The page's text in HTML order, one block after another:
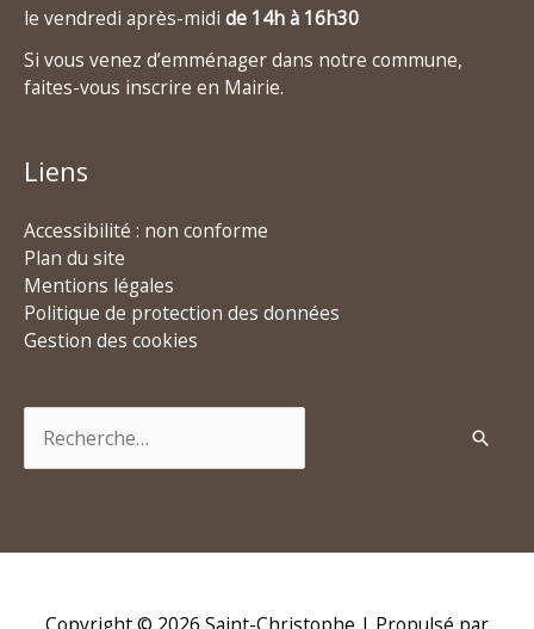
le vendredi après-midi de 14h à 16h30
Si vous venez d’emménager dans notre commune,
faites-vous inscrire en Mairie.
Liens
Accessibilité : non conforme
Plan du site
Mentions légales
Politique de protection des données
Gestion des cookies